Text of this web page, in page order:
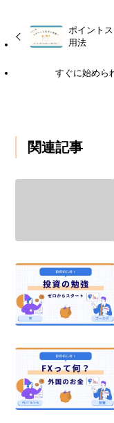
ポイント
用法
すぐに始めら
関連記事